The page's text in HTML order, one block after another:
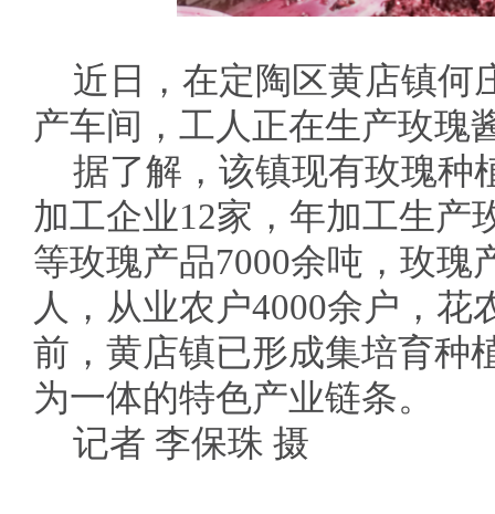
近日，在定陶区黄店镇何
产车间，工人正在生产玫瑰
据了解，该镇现有玫瑰种
加工企业12家，年加工生产
等玫瑰产品7000余吨，玫瑰
人，从业农户4000余户，花
前，黄店镇已形成集培育种
为一体的特色产业链条。
记者 李保珠 摄